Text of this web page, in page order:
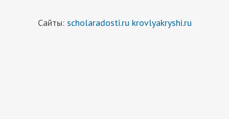
Сайты: scholaradosti.ru krovlyakryshi.ru